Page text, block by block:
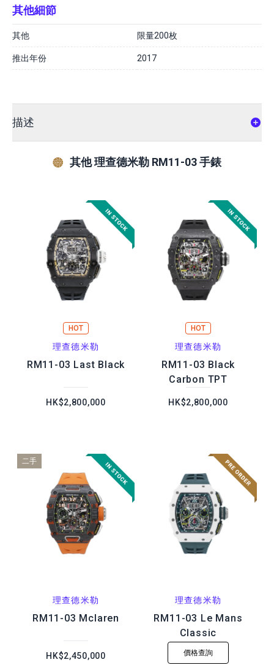
其他細節
其他 限量200枚
推出年份 2017
描述
其他 理查德米勒 RM11-03 手錶
HOT
理查德米勒
RM11-03 Last Black
HK$2,800,000
HOT
理查德米勒
RM11-03 Black
Carbon TPT
HK$2,800,000
二手
理查德米勒
RM11-03 Mclaren
HK$2,450,000
理查德米勒
RM11-03 Le Mans
Classic
價格查詢